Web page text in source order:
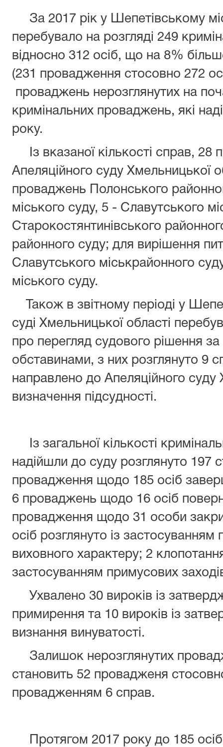
За 2017 рік у Шепетівському
перебувало на розгляді 249
відносно 312 осіб, що на 8%
(231 провадження стосовно 272
проваджень нерозглянутих на
кримінальних проваджень, які
року.
Із вказаної кількості справ, 28
Апеляційного суду Хмельницької
проваджень Полонського
міського суду, 5 - Славутського
Старокостянтинівського
районного суду; для вирішення
Славутського міськрайонного
міського суду.
Також в звітному періоді у
суді Хмельницької області
про перегляд судового рішення
обставинами, з них розглянуто 9
направлено до Апеляційного суду
визначення підсудності.
Із загальної кількості
надійшли до суду розглянуто 197
провадження щодо 185 осіб
6 проваджень щодо 16 осіб
провадження щодо 31 особи
осіб розглянуто із застосуванням
виховного характеру; 2
застосуванням примусових
Ухвалено 30 вироків із
примирення та 10 вироків із
визнання винуватості.
Залишок нерозглянутих
становить 52 провадженя
провадженням 6 справ.
Протягом 2017 року до 185 осіб